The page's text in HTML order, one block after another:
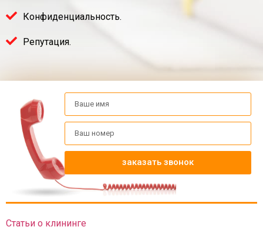
Конфиденциальность.
Репутация.
заказать звонок
Статьи о клининге